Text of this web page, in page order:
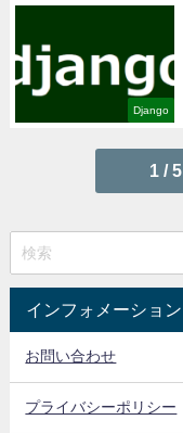
Django
1 / 5
インフォメーション
お問い合わせ
プライバシーポリシー